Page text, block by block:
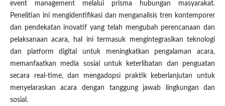
event management melalui prisma hubungan masyarakat.
Penelitian ini mengidentifikasi dan menganalisis tren kontemporer
dan pendekatan inovatif yang telah mengubah perencanaan dan
pelaksanaan acara, hal ini termasuk mengintegrasikan teknologi
dan platform digital untuk meningkatkan pengalaman acara,
memanfaatkan media sosial untuk keterlibatan dan penguatan
secara real-time, dan mengadopsi praktik keberlanjutan untuk
menyelaraskan acara dengan tanggung jawab lingkungan dan
sosial.